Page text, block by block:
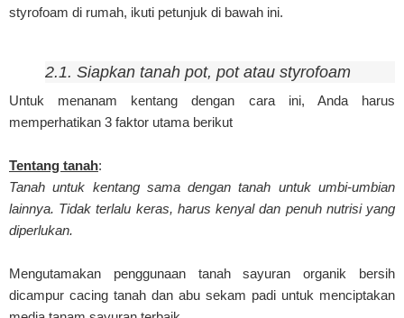
styrofoam di rumah, ikuti petunjuk di bawah ini.
2.1. Siapkan tanah pot, pot atau styrofoam
Untuk menanam kentang dengan cara ini, Anda harus
memperhatikan 3 faktor utama berikut
Tentang tanah:
Tanah untuk kentang sama dengan tanah untuk umbi-umbian
lainnya. Tidak terlalu keras, harus kenyal dan penuh nutrisi yang
diperlukan.
Mengutamakan penggunaan tanah sayuran organik bersih
dicampur cacing tanah dan abu sekam padi untuk menciptakan